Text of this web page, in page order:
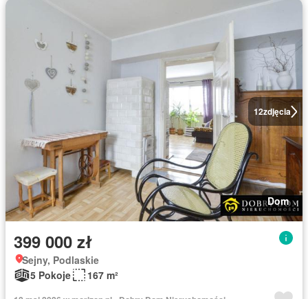
12zdjęcia
Dom
399 000 zł
Sejny, Podlaskie
5 Pokoje
167 m²